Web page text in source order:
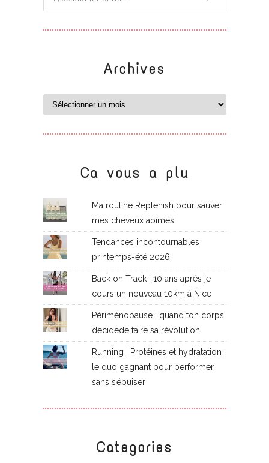
Archives
Ca vous a plu
Ma routine Replenish pour sauver
mes cheveux abîmés
Tendances incontournables
printemps-été 2026
Back on Track | 10 ans après je
cours un nouveau 10km à Nice
Périménopause : quand ton corps
décidede faire sa révolution
Running | Protéines et hydratation :
le duo gagnant pour performer
sans s’épuiser
Categories